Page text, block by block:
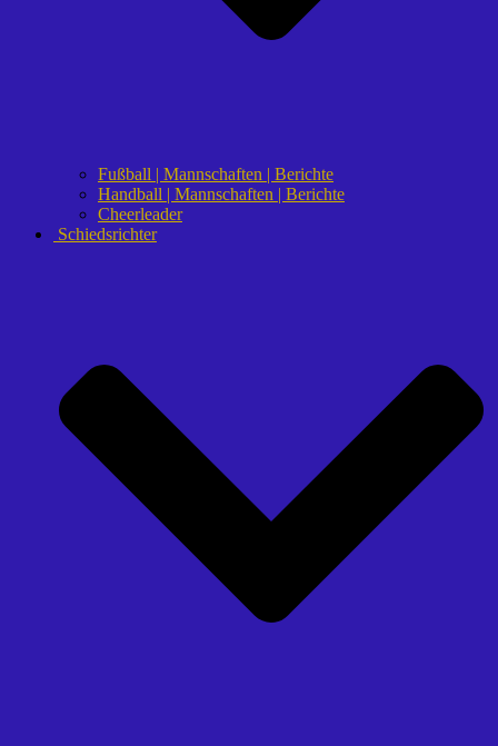
Fußball | Mannschaften | Berichte
Handball | Mannschaften | Berichte
Cheerleader
Schiedsrichter